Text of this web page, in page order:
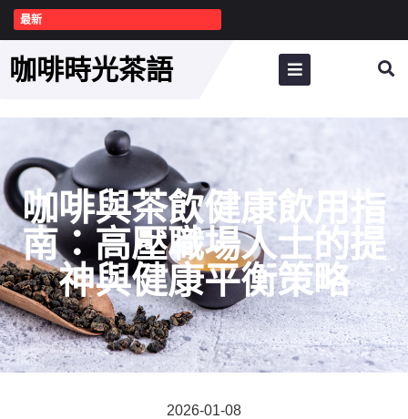
最新
咖啡時光茶語
咖啡與茶飲健康飲用指
南：高壓職場人士的提
神與健康平衡策略
2026-01-08